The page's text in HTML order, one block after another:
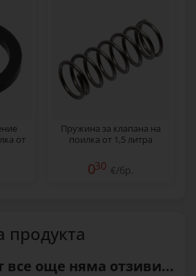
от
Пружина за клапана на
поилка от 1,5 литра
030 €/бр.
продукта
все още няма отзиви...